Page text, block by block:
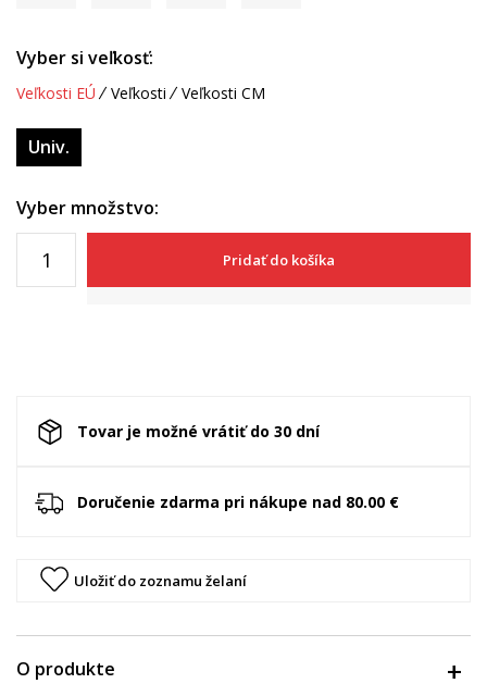
Vyber si veľkosť:
Veľkosti EÚ Veľkosti Veľkosti CM
Univ.
Vyber množstvo:
Pridať do košíka
Tovar je možné vrátiť do 30 dní
Doručenie zdarma pri nákupe nad 80.00 €
Uložiť do zoznamu želaní
O produkte